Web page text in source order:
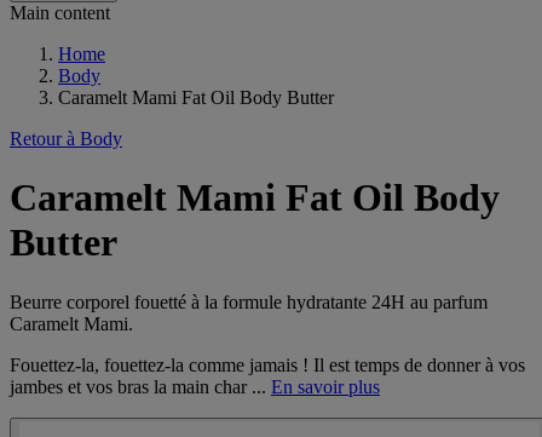
Main content
Home
Body
Caramelt Mami Fat Oil Body Butter
Retour à Body
Caramelt Mami Fat Oil Body
Butter
Beurre corporel fouetté à la formule hydratante 24H au parfum
Caramelt Mami.
Fouettez-la, fouettez-la comme jamais ! Il est temps de donner à vos
jambes et vos bras la main char ... En savoir plus